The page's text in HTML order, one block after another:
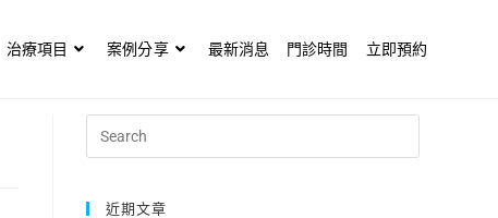
治療項目 案例分享 最新消息 門診時間 立即預約
近期文章